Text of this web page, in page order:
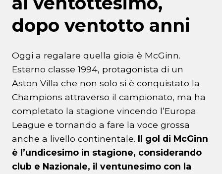
dopo ventotto anni
Oggi a regalare quella gioia è McGinn.
Esterno classe 1994, protagonista di un
Aston Villa che non solo si è conquistato la
Champions attraverso il campionato, ma ha
completato la stagione vincendo l’Europa
League e tornando a fare la voce grossa
anche a livello continentale. Il gol di McGinn
è l’undicesimo in stagione, considerando
club e Nazionale, il ventunesimo con la